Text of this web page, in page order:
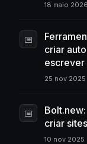
18 maio 2026
criar
25 nov 2025
criar
10 nov 2025